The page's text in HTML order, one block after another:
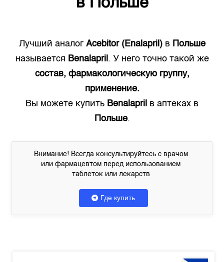
Лучший аналог Acebitor (Enalapril)в Польше
называется Benalapril . У него точно такой же
состав, фармакологическую группу,
применение.
Вы можете купить Benalapril в аптеках в
Польше.
Внимание! Всегда консультируйтесь с врачом
или фармацевтом перед использованием
таблеток или лекарств
Где купить